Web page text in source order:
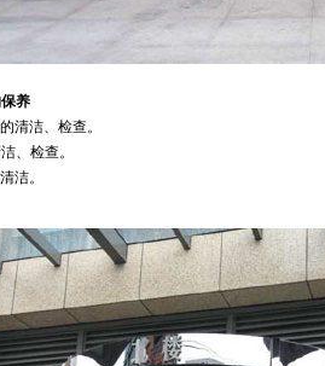
养
清洁、检查。
、检查。
洁。